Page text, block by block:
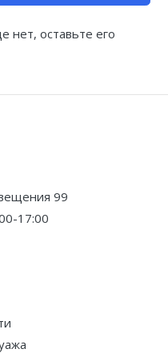
нет, оставьте его
99
17:00